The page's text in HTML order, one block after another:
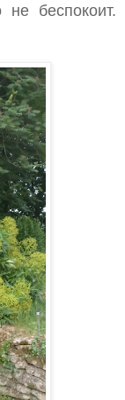
беспокоит.